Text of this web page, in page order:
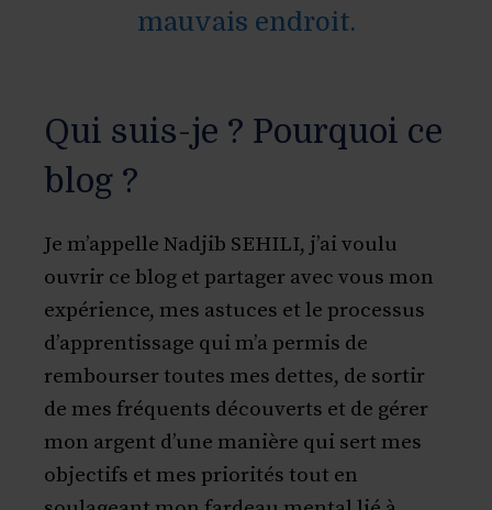
mauvais endroit.
Qui suis-je ? Pourquoi ce
blog ?
Je m’appelle Nadjib SEHILI, j’ai voulu
ouvrir ce blog et partager avec vous mon
expérience, mes astuces et le processus
d’apprentissage qui m’a permis de
rembourser toutes mes dettes, de sortir
de mes fréquents découverts et de gérer
mon argent d’une manière qui sert mes
objectifs et mes priorités tout en